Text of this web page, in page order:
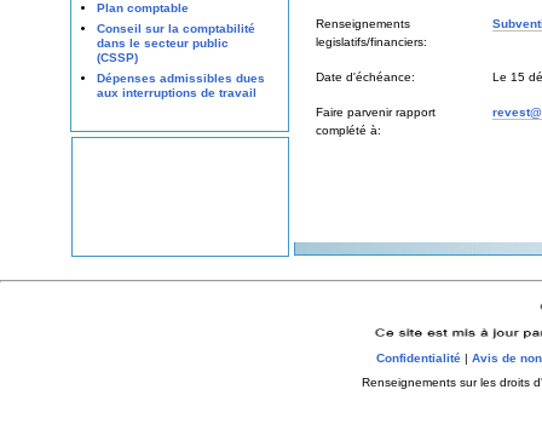
Plan comptable
Conseil sur la comptabilité
dans le secteur public
(CSSP)
Dépenses admissibles dues
aux interruptions de travail
Renseignements
legislatifs/financiers:
Date d'échéance: Le 15
Faire parvenir rapport
complété à:
Confidentialité| Avis de
Renseignements sur les droits